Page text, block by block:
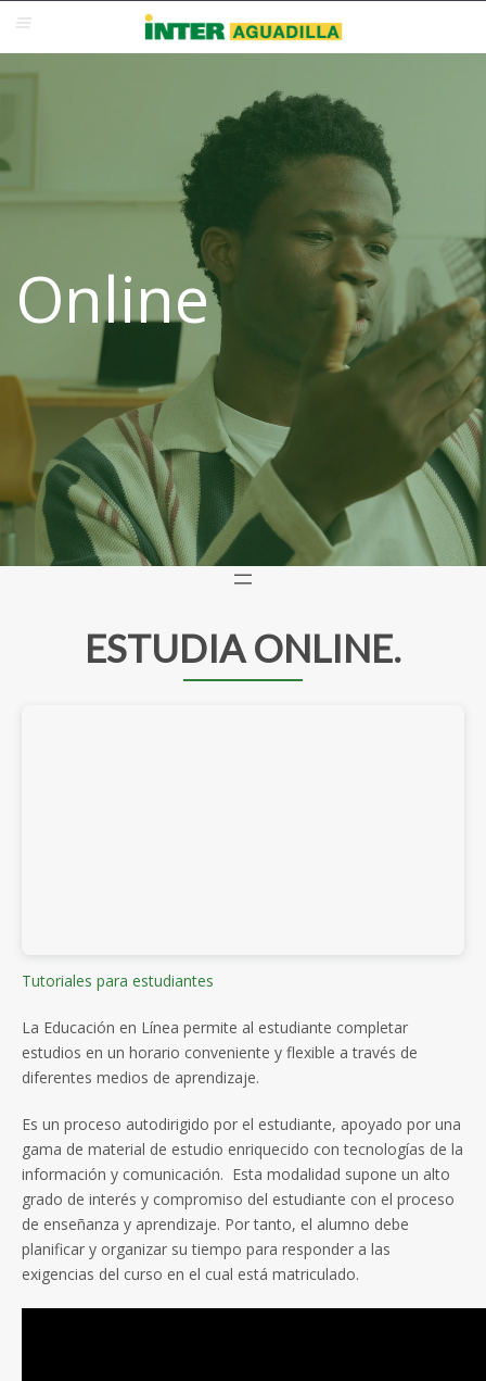
Online
ESTUDIA ONLINE.
Tutoriales para estudiantes
La Educación en Línea permite al estudiante completar
estudios en un horario conveniente y flexible a través de
diferentes medios de aprendizaje.
Es un proceso autodirigido por el estudiante, apoyado por una
gama de material de estudio enriquecido con tecnologías de la
información y comunicación. Esta modalidad supone un alto
grado de interés y compromiso del estudiante con el proceso
de enseñanza y aprendizaje. Por tanto, el alumno debe
planificar y organizar su tiempo para responder a las
exigencias del curso en el cual está matriculado.